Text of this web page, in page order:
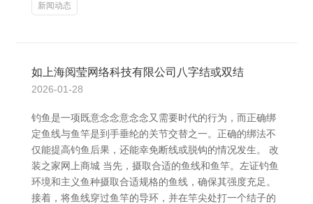
新闻动态
如上海阅莹网络科技有限公司八字结或双结
2026-01-28
钓鱼是一项既意念念意念念又需要时代的行为，而正确绑
定鱼线与鱼竿是到手垂纶的关节交替之一。正确的绑法不
仅能提高钓鱼后果，还能幸免断线或脱钩的情况发生。 改
装之家网上商城 当先，摄取合适的鱼线和鱼竿。左证钓鱼
环境和主义鱼种摄取合适规格的鱼线，确保其强度充足。
接着，将鱼线穿过鱼竿的导环，并在竿尖处打一个结子的